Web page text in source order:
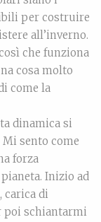
per costruire
all’inverno.
che funziona
cosa molto
come la
dinamica si
sento come
forza
Inizio ad
carica di
poi schiantarmi